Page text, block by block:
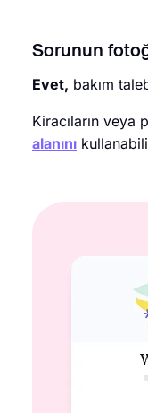
Sorunun
Evet, bakım
Kiracıların veya
alanını